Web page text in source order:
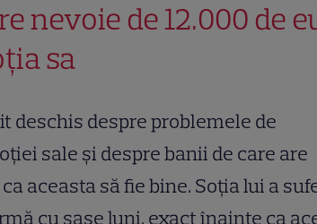
nevoie de 12.000 de
sa
deschis despre problemele de
sale și despre banii de care are
aceasta să fie bine. Soția lui a
cu șase luni, exact înainte ca